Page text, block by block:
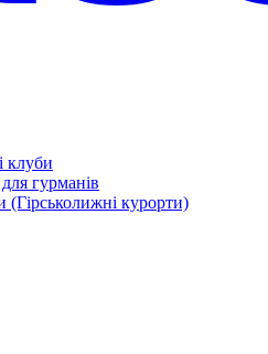
клуби
гурманів
курорти)